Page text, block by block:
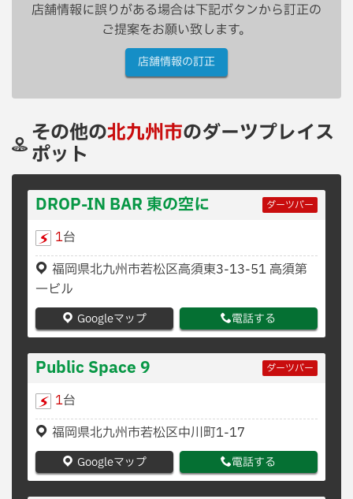
店舗情報に誤りがある場合は下記ボタンから訂正の
ご提案をお願い致します。
店舗情報の訂正
その他の北九州市のダーツプレイス
ポット
DROP-IN BAR 東の空に ダーツバー
1台
福岡県北九州市若松区高須東3-13-51 高須第
一ビル
Googleマップ 電話する
Public Space 9 ダーツバー
1台
福岡県北九州市若松区中川町1-17
Googleマップ 電話する